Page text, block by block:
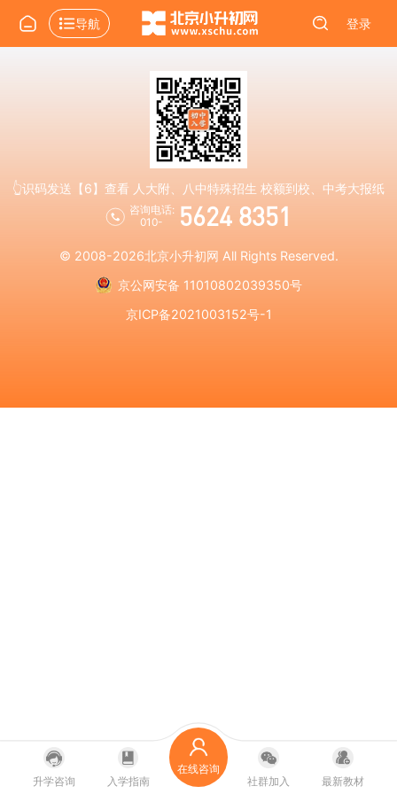
导航 登录
👆识码发送【6】查看 人大附、八中特殊招生 校额到校、中考大报纸
咨询电话:
010-
5624 8351
© 2008-2026北京小升初网 All Rights Reserved.
京公网安备 11010802039350号
京ICP备2021003152号-1
升学咨询 入学指南
在线咨询
社群加入
最新教材